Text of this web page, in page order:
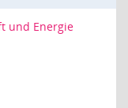
und Energie